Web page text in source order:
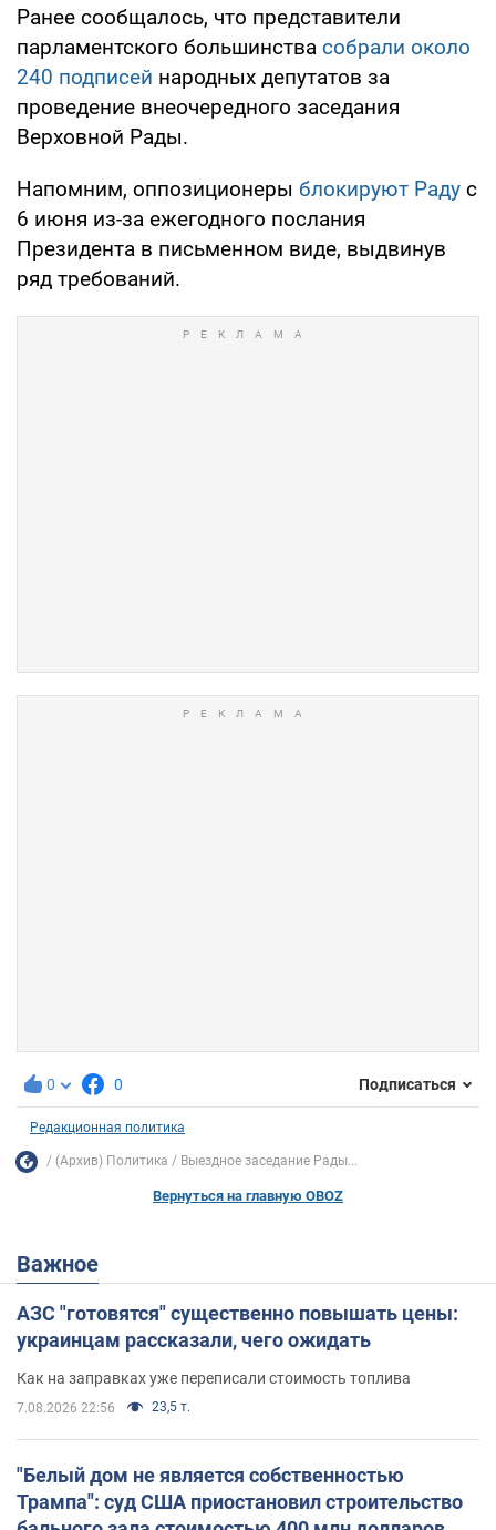
Ранее сообщалось, что представители
парламентского большинства собрали около
240 подписей народных депутатов за
проведение внеочередного заседания
Верховной Рады.
Напомним, оппозиционеры блокируют Раду с
6 июня из-за ежегодного послания
Президента в письменном виде, выдвинув
ряд требований.
0 0 Подписаться
Редакционная политика
(Архив) Политика Выездное заседание Рады...
Вернуться на главную OBOZ
Важное
АЗС "готовятся" существенно повышать цены:
украинцам рассказали, чего ожидать
Как на заправках уже переписали стоимость топлива
7.08.2026 22:56 23,5 т.
"Белый дом не является собственностью
Трампа": суд США приостановил строительство